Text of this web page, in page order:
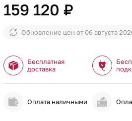
159 120 ₽
Обновление цен от 06 августа
Бесплатная
доставка
Оплата наличными